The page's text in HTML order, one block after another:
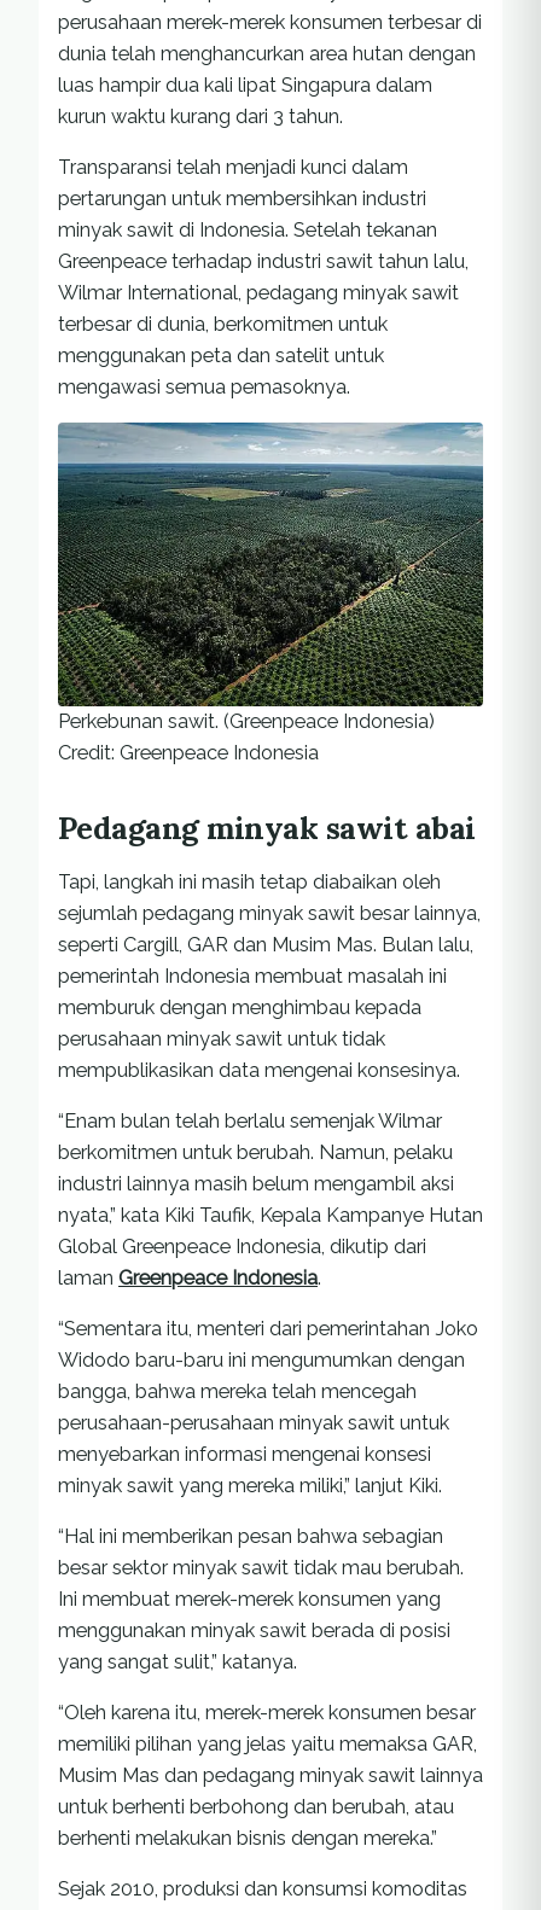
perusahaan merek-merek konsumen terbesar di
dunia telah menghancurkan area hutan dengan
luas hampir dua kali lipat Singapura dalam
kurun waktu kurang dari 3 tahun.
Transparansi telah menjadi kunci dalam
pertarungan untuk membersihkan industri
minyak sawit di Indonesia. Setelah tekanan
Greenpeace terhadap industri sawit tahun lalu,
Wilmar International, pedagang minyak sawit
terbesar di dunia, berkomitmen untuk
menggunakan peta dan satelit untuk
mengawasi semua pemasoknya.
Perkebunan sawit. (Greenpeace Indonesia)
Credit: Greenpeace Indonesia
Pedagang minyak sawit abai
Tapi, langkah ini masih tetap diabaikan oleh
sejumlah pedagang minyak sawit besar lainnya,
seperti Cargill, GAR dan Musim Mas. Bulan lalu,
pemerintah Indonesia membuat masalah ini
memburuk dengan menghimbau kepada
perusahaan minyak sawit untuk tidak
mempublikasikan data mengenai konsesinya.
“Enam bulan telah berlalu semenjak Wilmar
berkomitmen untuk berubah. Namun, pelaku
industri lainnya masih belum mengambil aksi
nyata,” kata Kiki Taufik, Kepala Kampanye Hutan
Global Greenpeace Indonesia, dikutip dari
laman Greenpeace Indonesia.
“Sementara itu, menteri dari pemerintahan Joko
Widodo baru-baru ini mengumumkan dengan
bangga, bahwa mereka telah mencegah
perusahaan-perusahaan minyak sawit untuk
menyebarkan informasi mengenai konsesi
minyak sawit yang mereka miliki,” lanjut Kiki.
“Hal ini memberikan pesan bahwa sebagian
besar sektor minyak sawit tidak mau berubah.
Ini membuat merek-merek konsumen yang
menggunakan minyak sawit berada di posisi
yang sangat sulit,” katanya.
“Oleh karena itu, merek-merek konsumen besar
memiliki pilihan yang jelas yaitu memaksa GAR,
Musim Mas dan pedagang minyak sawit lainnya
untuk berhenti berbohong dan berubah, atau
berhenti melakukan bisnis dengan mereka.”
Sejak 2010, produksi dan konsumsi komoditas